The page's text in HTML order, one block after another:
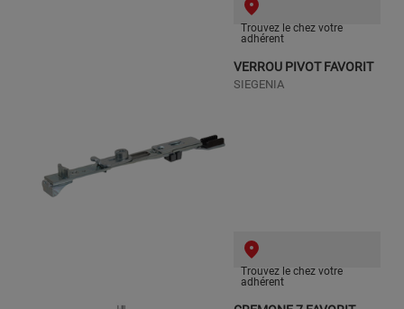
Trouvez le chez votre
adhérent
VERROU PIVOT FAVORIT
SIEGENIA
Trouvez le chez votre
adhérent